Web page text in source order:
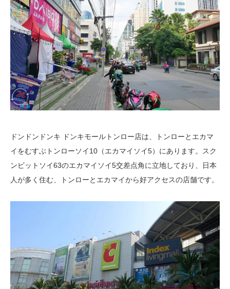
ドンドンドンキ ドンキモールトンロー店は、トンローとエカマ
イをむすぶトンローソイ10（エカマイソイ5）にあります。スク
ンビットソイ63のエカマイソイ5交差点角に立地しており、日本
人が多く住む、トンローとエカマイから好アクセスの店舗です。